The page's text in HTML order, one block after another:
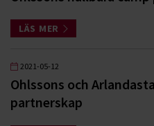
LÄS MER
2021-05-12
Ohlssons och
partnerskap